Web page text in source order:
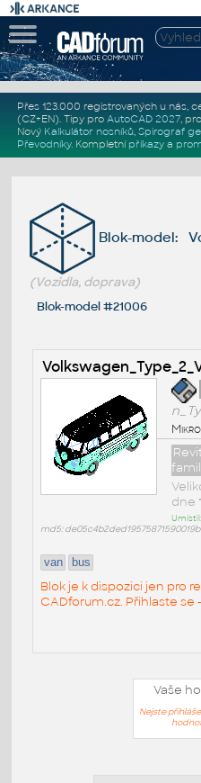
Přes 123.000 registrovaných u nás,
(CZ+EN). Tipy pro AutoCAD 2027, pro
Nový Kalkulátor nosníků, Spirograf
Převodníky. Kompletní příkazya
Blok-model:
(Vozidla, doprava)
Blok-model #21006
dne
Umístil:
md5:
van bus
Blok je k dispozici jen pro
CADforum.cz. Přihlaste se -
Vaše
Nejste